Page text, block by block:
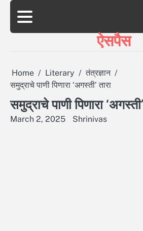
Skip
content
ऐसपैस
Home Literary
तंत्रज्ञान
समुद्राचे पाणी पिणारा ‘अगस्ती’ तारा
समुद्राचे पाणी पिणारा
March 2, 2025 Shrinivas